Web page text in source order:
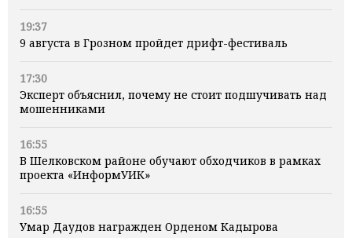
19:37
9 августа в Грозном пройдет дрифт-фестиваль
17:30
Эксперт объяснил, почему не стоит подшучивать над
мошенниками
16:55
В Шелковском районе обучают обходчиков в рамках
проекта «ИнформУИК»
16:55
Умар Даудов награжден Орденом Кадырова